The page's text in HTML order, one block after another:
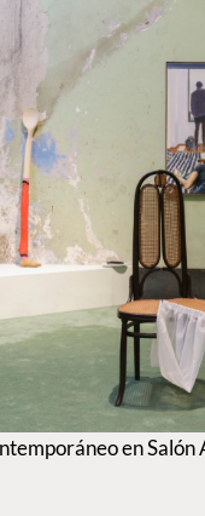
en Salón